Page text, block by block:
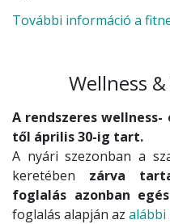
További információ a
Wellness
A rendszeres wellness-
től április 30-ig tart.
A nyári szezonban a
keretében zárva
foglalás azonban
foglalás alapján az alábbi